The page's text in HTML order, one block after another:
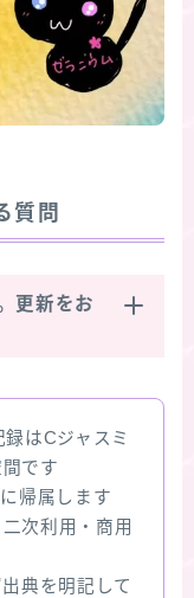
質問
更新をお
はCジャスミ
です
帰属します
次利用・商用
典を明記して